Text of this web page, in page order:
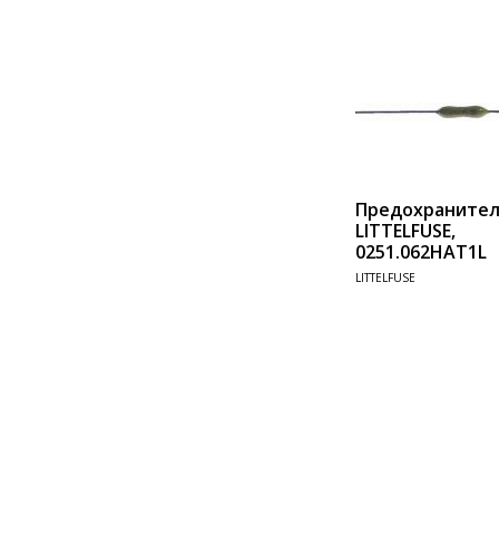
LITTELFUSE,
0251.062HAT1L
LITTELFUSE